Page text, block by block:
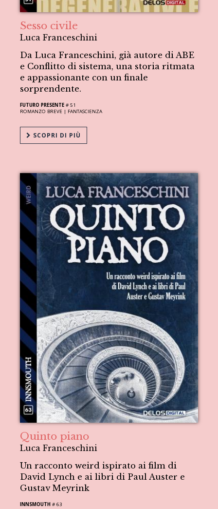
Sesso civile
Luca Franceschini
Da Luca Franceschini, già autore di ABE
e Conflitto di sistema, una storia ritmata
e appassionante con un finale
sorprendente.
FUTURO PRESENTE # 51
ROMANZO BREVE | FANTASCIENZA
SCOPRI DI PIÙ
Quinto piano
Luca Franceschini
Un racconto weird ispirato ai film di
David Lynch e ai libri di Paul Auster e
Gustav Meyrink
INNSMOUTH # 63